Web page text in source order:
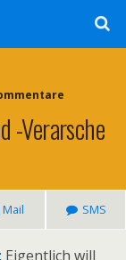
-verarsche
Mail SMS
: Eigentlich will